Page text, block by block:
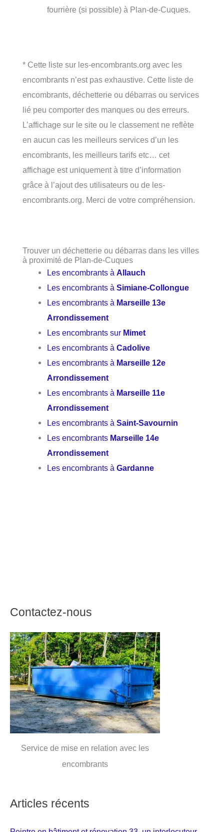
fourrière (si possible) à Plan-de-Cuques.
* Cette liste sur les-encombrants.org avec les
encombrants n’est pas exhaustive. Cette liste de
encombrants, déchetterie ou débarras ou services
lié peu comporter des manques ou des erreurs.
L’affichage sur le site ou le classement ne reflète
en aucun cas les meilleurs services d’un les
encombrants, les meilleurs tarifs etc… cet
affichage est uniquement à titre d’information
grâce à l’ajout des utilisateurs ou de les-
encombrants.org. Merci de votre compréhension.
Trouver un déchetterie ou débarras dans les villes
à proximité de Plan-de-Cuques
Les encombrants àAllauch
Les encombrants àSimiane-Collongue
Les encombrants à Marseille 13e
Arrondissement
Les encombrants sur Mimet
Les encombrants àCadolive
Les encombrants à Marseille 12e
Arrondissement
Les encombrants à Marseille 11e
Arrondissement
Les encombrants àSaint-Savournin
Les encombrants Marseille 14e
Arrondissement
Les encombrants àGardanne
Contactez-nous
Service de mise en relation avec les
encombrants
Articles récents